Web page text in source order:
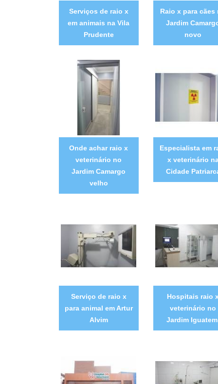
Serviços de raio x
em animais na Vila
Prudente
Raio x para cães
Jardim
novo
Onde achar raio x
veterinário no
Jardim Camargo
velho
Especialista em
x veterinário
Cidade
Serviço de raio x
para animal em Artur
Alvim
Hospitais raio
veterinário no
Jardim